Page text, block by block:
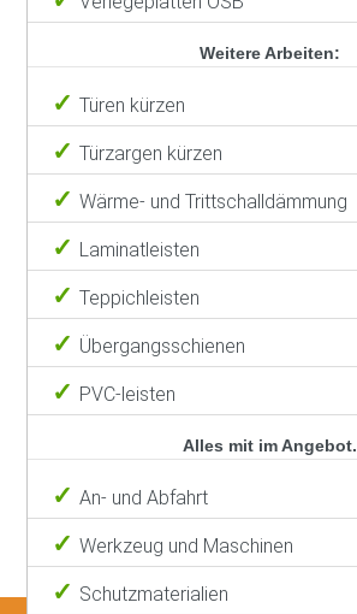
Weitere Arbeiten:
Türen kürzen
Türzargen kürzen
Wärme- und Trittschalldämmung
Laminatleisten
Teppichleisten
Übergangsschienen
PVC-leisten
Alles mit im Angebot.
An- und Abfahrt
Werkzeug und Maschinen
Schutzmaterialien